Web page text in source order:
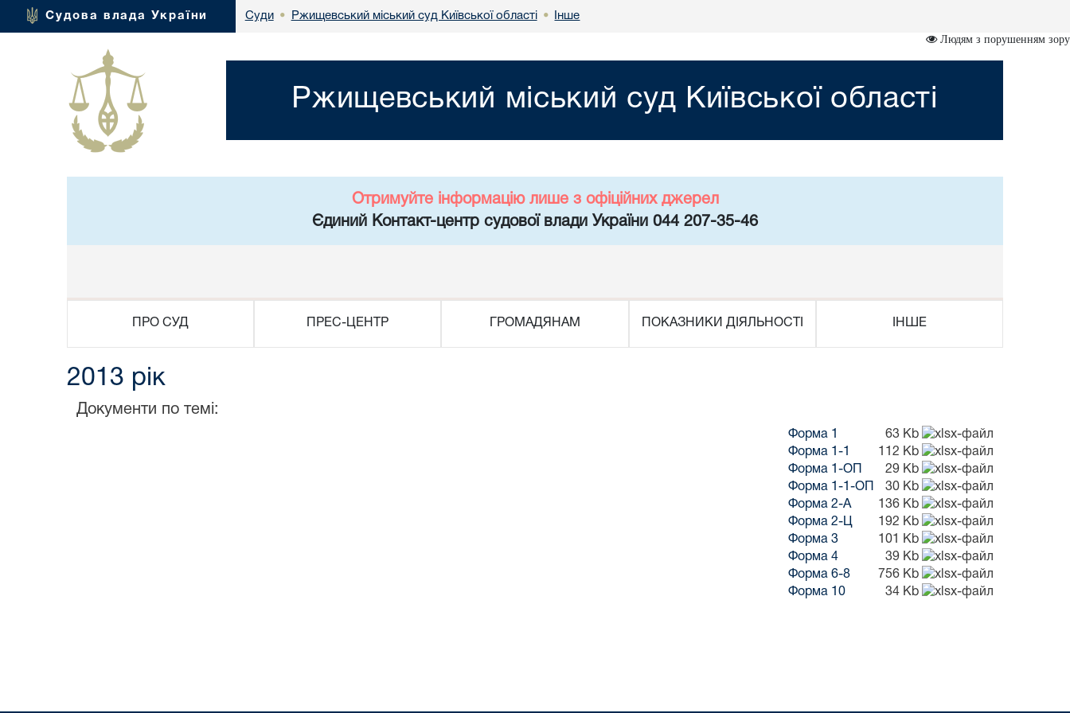
Судова влада України Суди • Ржищевський міський суд Київської області • Інше
Людям з порушенням зору
Ржищевський міський суд Київської області
Отримуйте інформацію лише з офіційних джерел
Єдиний Контакт-центр судової влади України 044 207-35-46
ПРО СУД ПРЕС-ЦЕНТР ГРОМАДЯНАМ ПОКАЗНИКИ ДІЯЛЬНОСТІ ІНШЕ
2013 рік
Документи по темі:
Форма 1
63 Kb
Форма 1-1
112 Kb
Форма 1-ОП
29 Kb
Форма 1-1-ОП
30 Kb
Форма 2-А
136 Kb
Форма 2-Ц
192 Kb
Форма 3
101 Kb
Форма 4
39 Kb
Форма 6-8
756 Kb
Форма 10
34 Kb